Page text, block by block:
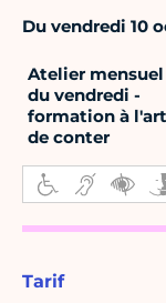
Du vendredi 10
Atelier mensuel
du vendredi -
formation à l'art
de conter
Tarif